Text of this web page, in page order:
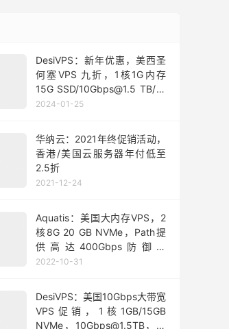
DesiVPS：新年优惠，美西圣
何塞VPS 九折，1核1G内存
15G SSD/10Gbps@1.5 TB/免
费换3次IP，折后年付$15.3起
2024-01-25
华纳云：2021年终促销活动，
香港/美国云服务器年付低至
2.5折
2021-12-24
Aquatis：美国大内存VPS，2
核8G 20 GB NVMe，Path提
供高达400Gbps防御，
1Gbps@1T流量，月付$6 起
2022-10-31
DesiVPS：美国10Gbps大带宽
VPS促销，1核1GB/15GB
NVMe，10Gbps@1.5TB，年